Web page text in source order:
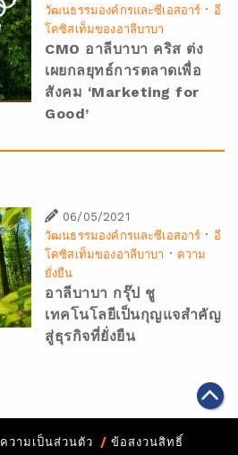
วัฒนธรรมองค์กรและซีเอสอาร์ · อี
โคซิสเท็มของอาลีบาบา
CMO อาลีบาบา คริส ต่ง
เผยกลยุทธ์การตลาดเพื่อ
สังคม ‘Marketing for
Good’
06/05/2021
วัฒนธรรมองค์กรและซีเอสอาร์ · อี
โคซิสเท็มของอาลีบาบา · ความ
ยั่งยืน
อาลีบาบา กรุ๊ป ชู
เทคโนโลยีเป็นกุญแจสำคัญ
สู่ธุรกิจที่ยั่งยืน
ความเป็นส่วนตัว ข้อสงวนสิทธิ์